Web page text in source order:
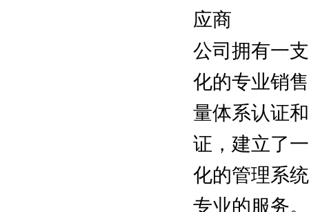
应商
公司拥有一
化的专业销
量体系认证
证，建立了
化的管理系
专业的服务